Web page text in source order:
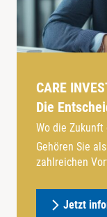
CARE
Die
Wo die
Gehören Sie
zahlreichen
Jetzt